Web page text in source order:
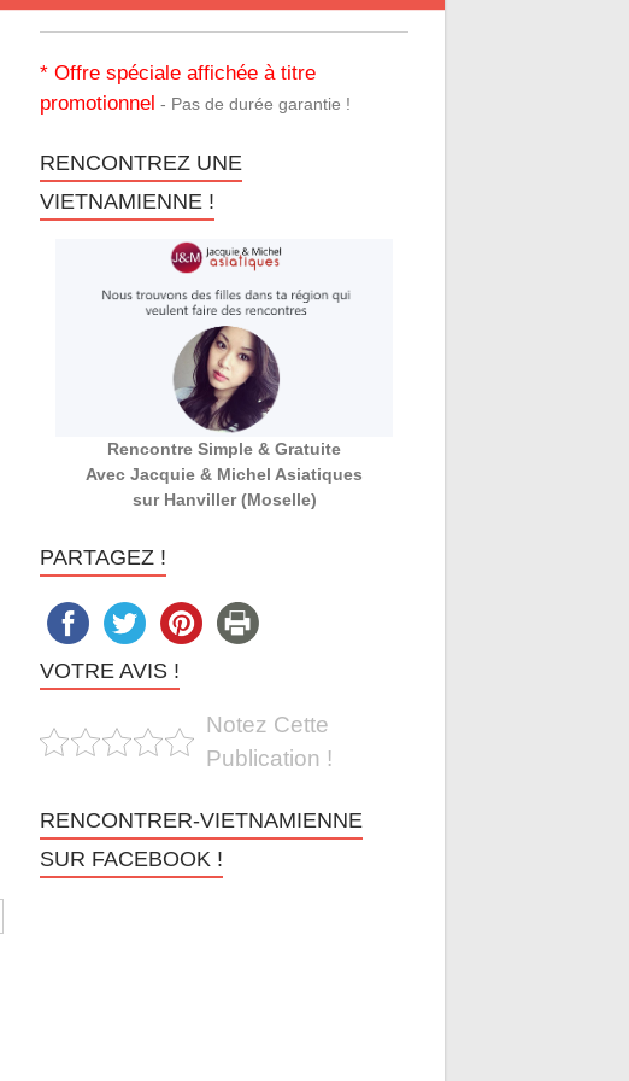
* Offre spéciale affichée à titre
promotionnel - Pas de durée garantie !
RENCONTREZ UNE
VIETNAMIENNE !
Rencontre Simple & Gratuite
Avec Jacquie & Michel Asiatiques
sur Hanviller (Moselle)
PARTAGEZ !
VOTRE AVIS !
Notez Cette
Publication !
RENCONTRER-VIETNAMIENNE
SUR FACEBOOK !